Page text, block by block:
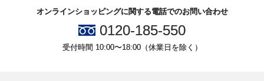
オンラインショッピングに関する電話でのお問い合わせ
0120-185-550
受付時間 10:00〜18:00（休業日を除く）